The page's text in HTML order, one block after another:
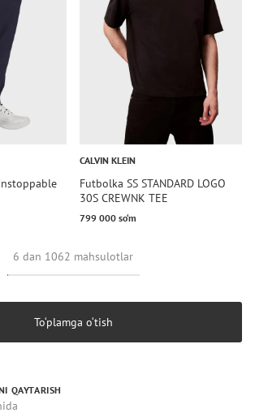
CALVIN KLEIN
Futbolka SS STANDARD LOGO
30S CREWNK TEE
799 000 so‘m
6 dan 1062 mahsulotlar
To‘plamga o‘tish
QAYTARISH